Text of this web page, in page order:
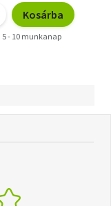
Kosárba
5 - 10 munkanap